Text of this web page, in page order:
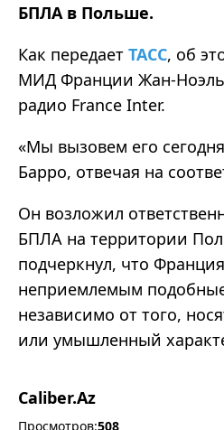
БПЛА в Польше.
Как передает ТАСС, об
МИД Франции Жан-
радио France Inter.
«Мы вызовем его
Барро, отвечая на
Он возложил
БПЛА на территории
подчеркнул, что
неприемлемым
независимо от того,
или умышленный
Caliber.Az
Просмотров:508